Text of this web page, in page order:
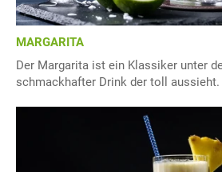
MARGARITA
Der Margarita ist ein Klassiker unter
schmackhafter Drink der toll aussieht.